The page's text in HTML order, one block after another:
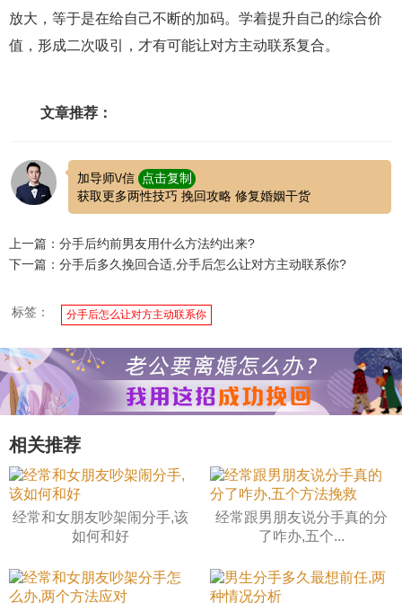
放大，等于是在给自己不断的加码。学着提升自己的综合价
值，形成二次吸引，才有可能让对方主动联系复合。
文章推荐：
加导师\/信 点击复制
获取更多两性技巧 挽回攻略 修复婚姻干货
上一篇：分手后约前男友用什么方法约出来?
下一篇：分手后多久挽回合适,分手后怎么让对方主动联系你?
标签： 分手后怎么让对方主动联系你
相关推荐
经常和女朋友吵架闹分手,该
如何和好
经常跟男朋友说分手真的分
了咋办,五个...